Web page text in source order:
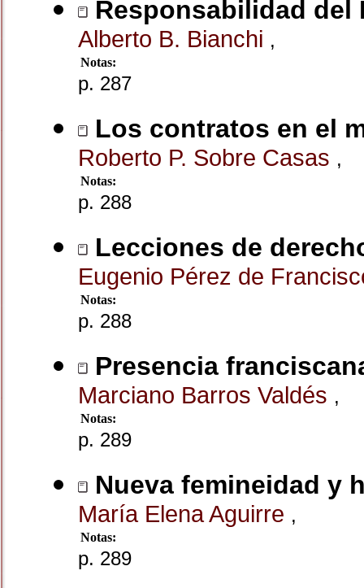
Responsabilidad
Alberto B. Bianchi ,
Notas:
p. 287
Los contratos en el
Roberto P. Sobre Casas ,
Notas:
p. 288
Lecciones de
Eugenio Pérez de
Notas:
p. 288
Presencia
Marciano Barros Valdés ,
Notas:
p. 289
Nueva femineidad y
María Elena Aguirre ,
Notas:
p. 289